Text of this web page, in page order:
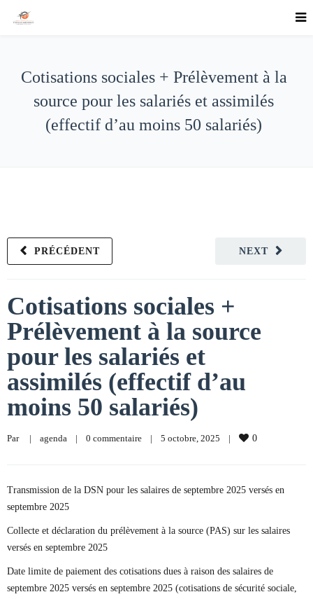
Cotisations sociales + Prélèvement à la
source pour les salariés et assimilés
(effectif d’au moins 50 salariés)
NEXT
PRÉCÉDENT
Cotisations sociales +
Prélèvement à la source
pour les salariés et
assimilés (effectif d’au
moins 50 salariés)
Par | agenda | 0 commentaire | 5 octobre, 2025 | 0
Transmission de la DSN pour les salaires de septembre 2025 versés en
septembre 2025
Collecte et déclaration du prélèvement à la source (PAS) sur les salaires
versés en septembre 2025
Date limite de paiement des cotisations dues à raison des salaires de
septembre 2025 versés en septembre 2025 (cotisations de sécurité sociale,